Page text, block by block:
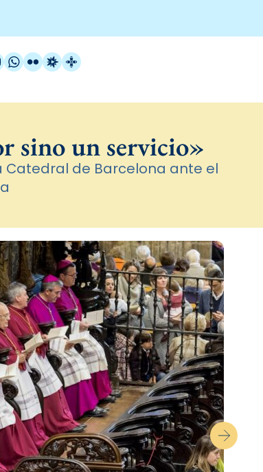
WhatsApp
FlickrRadio Estel
Catalunya Cristiana
sino un servicio»
Catedral de Barcelona ante el